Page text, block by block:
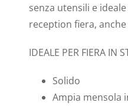
senza utensili e
reception fiera,
IDEALE PER FIERA IN
Solido
Ampia mensola